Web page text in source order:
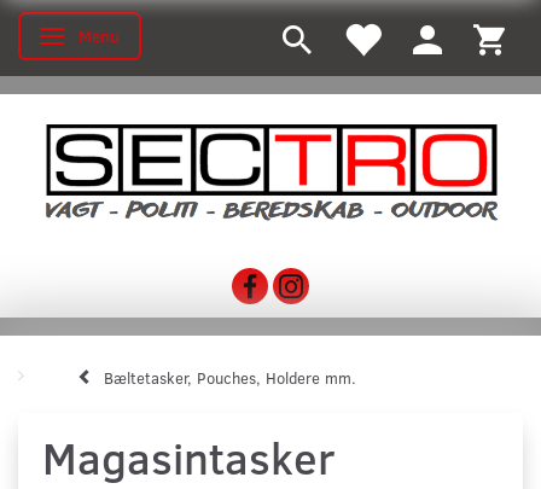
Skifte navigation
Menu
Bæltetasker, Pouches, Holdere mm.
Magasintasker